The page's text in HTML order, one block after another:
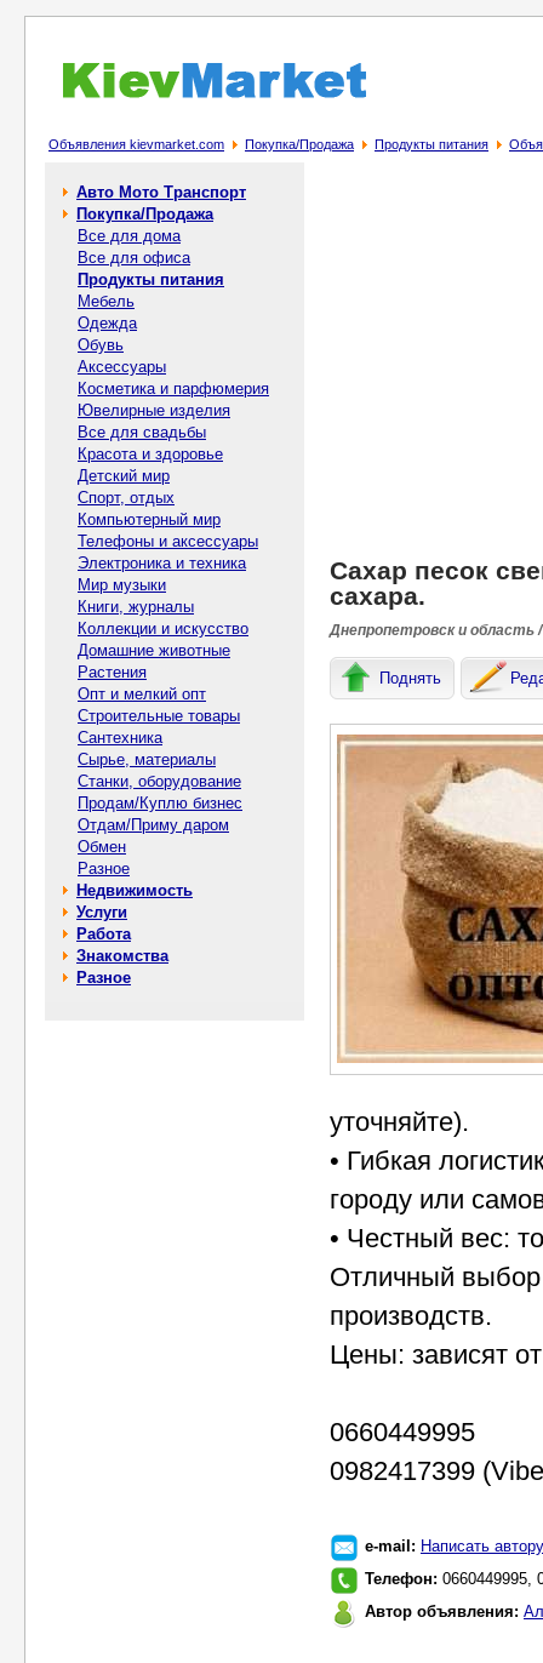
Объявления kievmarket.com Покупка/Продажа Продукты питания
Авто Мото Транспорт
Покупка/Продажа
Все для дома
Все для офиса
Продукты питания
Мебель
Одежда
Обувь
Аксессуары
Косметика и парфюмерия
Ювелирные изделия
Все для свадьбы
Красота и здоровье
Детский мир
Спорт, отдых
Компьютерный мир
Телефоны и аксессуары
Электроника и техника
Мир музыки
Книги, журналы
Коллекции и искусство
Домашние животные
Растения
Опт и мелкий опт
Строительные товары
Сантехника
Сырье, материалы
Станки, оборудование
Продам/Куплю бизнес
Отдам/Приму даром
Обмен
Разное
Недвижимость
Услуги
Работа
Знакомства
Разное
Сахар песок
сахара.
Днепропетровск и область
Поднять
уточняйте).
• Гибкая
городу или
• Честный вес:
Отличный выбор
производств.
Цены: зависят
0660449995
0982417399
e-mail: Написать автору
Телефон: 0660449995,
Автор объявления: